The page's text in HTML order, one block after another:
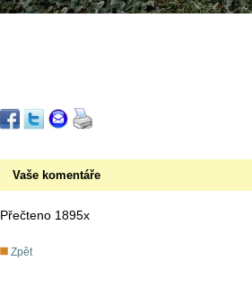
Vaše komentáře
Přečteno 1895x
Zpět